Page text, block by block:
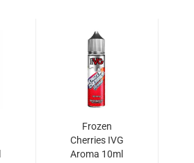
Frozen
Cherries IVG
Aroma 10ml